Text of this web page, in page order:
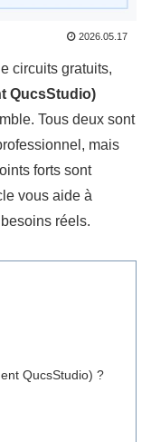
2026.05.17
circuits gratuits,
QucsStudio)
Tous deux sont
mais
forts sont
vous aide à
réels.
QucsStudio) ?